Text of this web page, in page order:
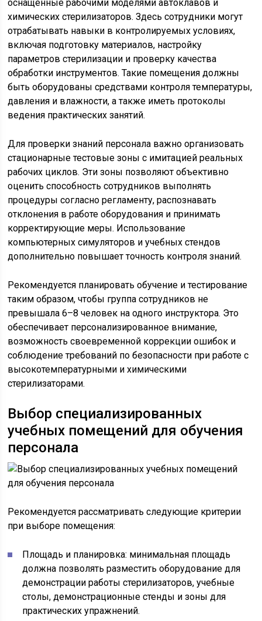
оснащенные рабочими моделями автоклавов и
химических стерилизаторов. Здесь сотрудники могут
отрабатывать навыки в контролируемых условиях,
включая подготовку материалов, настройку
параметров стерилизации и проверку качества
обработки инструментов. Такие помещения должны
быть оборудованы средствами контроля температуры,
давления и влажности, а также иметь протоколы
ведения практических занятий.
Для проверки знаний персонала важно организовать
стационарные тестовые зоны с имитацией реальных
рабочих циклов. Эти зоны позволяют объективно
оценить способность сотрудников выполнять
процедуры согласно регламенту, распознавать
отклонения в работе оборудования и принимать
корректирующие меры. Использование
компьютерных симуляторов и учебных стендов
дополнительно повышает точность контроля знаний.
Рекомендуется планировать обучение и тестирование
таким образом, чтобы группа сотрудников не
превышала 6–8 человек на одного инструктора. Это
обеспечивает персонализированное внимание,
возможность своевременной коррекции ошибок и
соблюдение требований по безопасности при работе с
высокотемпературными и химическими
стерилизаторами.
Выбор специализированных
учебных помещений для обучения
персонала
Рекомендуется рассматривать следующие критерии
при выборе помещения:
Площадь и планировка: минимальная площадь
должна позволять разместить оборудование для
демонстрации работы стерилизаторов, учебные
столы, демонстрационные стенды и зоны для
практических упражнений.